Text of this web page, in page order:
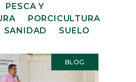
PESCA Y
PORCICULTURA
SANIDAD
SUELO
BLOG